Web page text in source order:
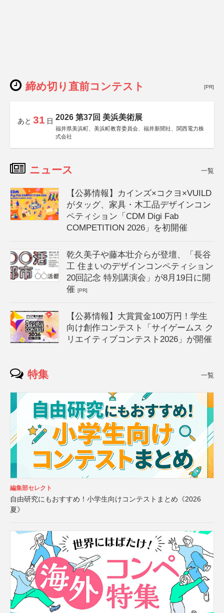
締め切り直前コンテスト [PR]
あと 31 日 2026 第37回 美浜美術展
福井県美浜町、美浜町教育委員会、福井新聞社、関西電力株
式会社
ニュース 一覧
【公募情報】カインズ×コクヨ×VUILD
がタッグ、家具・木工品デザインコン
ペティション「CDM Digi Fab
COMPETITION 2026」を初開催
乾久美子や藤本壮介らが登壇、「長谷
工 住まいのデザインコンペティション
20回記念 特別講演会」が8月19日に開
催[PR]
【公募情報】大賞賞金100万円！学生
向け創作コンテスト「サイゲームス ク
リエイティブコンテスト2026」が開催
特集 一覧
編集部セレクト
自由研究にもおすすめ！小学生向けコンテストまとめ《2026
夏》